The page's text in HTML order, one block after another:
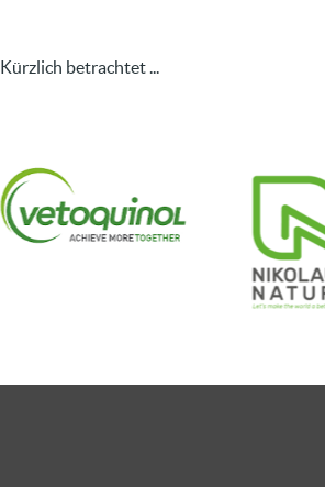
Kürzlich betrachtet ...